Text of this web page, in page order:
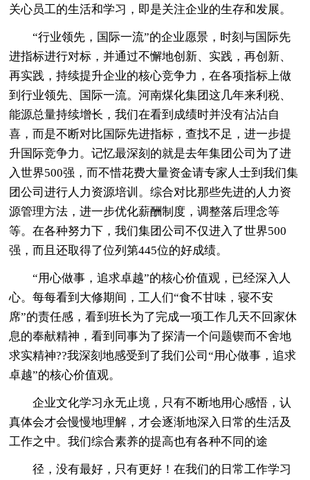
关心员工的生活和学习，即是关注企业的生存和发展。
“行业领先，国际一流”的企业愿景，时刻与国际先
进指标进行对标，并通过不懈地创新、实践，再创新、
再实践，持续提升企业的核心竞争力，在各项指标上做
到行业领先、国际一流。河南煤化集团这几年来利税、
能源总量持续增长，我们在看到成绩时并没有沾沾自
喜，而是不断对比国际先进指标，查找不足，进一步提
升国际竞争力。记忆最深刻的就是去年集团公司为了进
入世界500强，而不惜花费大量资金请专家人士到我们集
团公司进行人力资源培训。综合对比那些先进的人力资
源管理方法，进一步优化薪酬制度，调整落后理念等
等。在各种努力下，我们集团公司不仅进入了世界500
强，而且还取得了位列第445位的好成绩。
“用心做事，追求卓越”的核心价值观，已经深入人
心。每每看到大修期间，工人们“食不甘味，寝不安
席”的责任感，看到班长为了完成一项工作几天不回家休
息的奉献精神，看到同事为了探清一个问题锲而不舍地
求实精神??我深刻地感受到了我们公司“用心做事，追求
卓越”的核心价值观。
企业文化学习永无止境，只有不断地用心感悟，认
真体会才会慢慢地理解，才会逐渐地深入日常的生活及
工作之中。我们综合素养的提高也有各种不同的途
径，没有最好，只有更好！在我们的日常工作学习